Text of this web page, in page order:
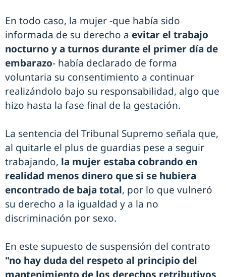
En todo caso, la mujer -que había sido
informada de su derecho a evitar el trabajo
nocturno y a turnos durante el primer día de
embarazo- había declarado de forma
voluntaria su consentimiento a continuar
realizándolo bajo su responsabilidad, algo que
hizo hasta la fase final de la gestación.
La sentencia del Tribunal Supremo señala que,
al quitarle el plus de guardias pese a seguir
trabajando, la mujer estaba cobrando en
realidad menos dinero que si se hubiera
encontrado de baja total, por lo que vulneró
su derecho a la igualdad y a la no
discriminación por sexo.
En este supuesto de suspensión del contrato
"no hay duda del respeto al principio del